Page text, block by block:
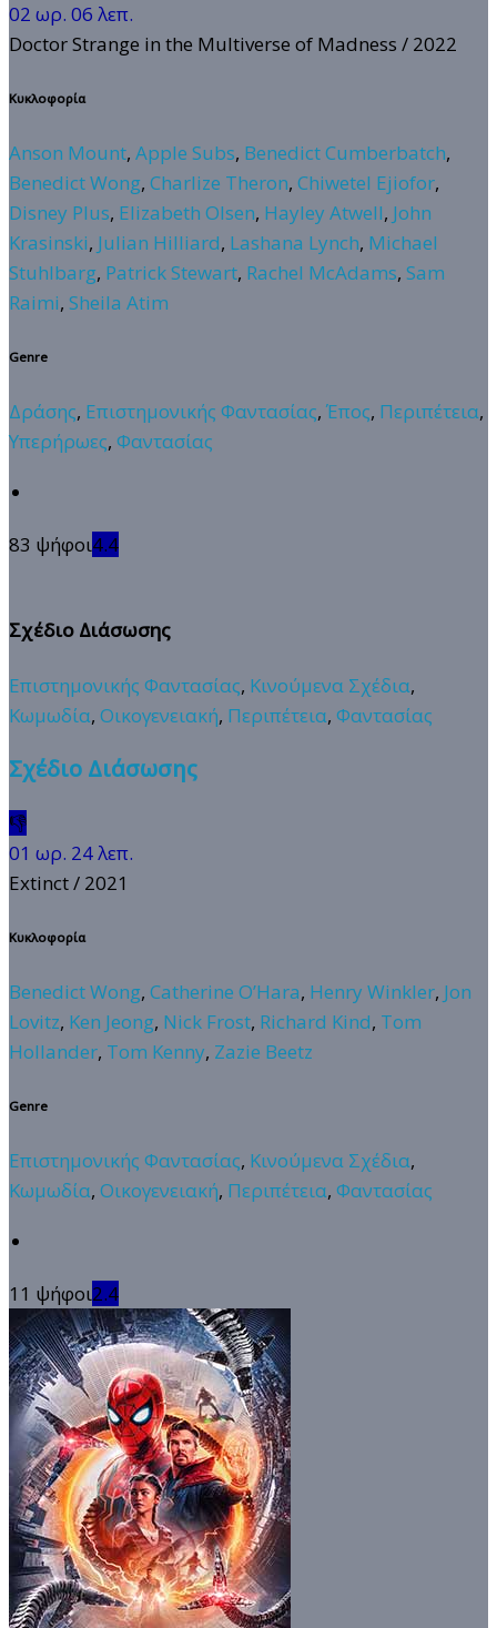
02 ωρ. 06 λεπ.
Doctor Strange in the Multiverse of Madness / 2022
Κυκλοφορία
Anson Mount, Apple Subs, Benedict Cumberbatch,
Benedict Wong, Charlize Theron, Chiwetel Ejiofor,
Disney Plus, Elizabeth Olsen, Hayley Atwell, John
Krasinski, Julian Hilliard, Lashana Lynch, Michael
Stuhlbarg, Patrick Stewart, Rachel McAdams, Sam
Raimi, Sheila Atim
Genre
Δράσης, Επιστημονικής Φαντασίας, Έπος, Περιπέτεια,
Υπερήρωες, Φαντασίας
83 ψήφοι4.4
Σχέδιο Διάσωσης
Επιστημονικής Φαντασίας, Κινούμενα Σχέδια,
Κωμωδία, Οικογενειακή, Περιπέτεια, Φαντασίας
Σχέδιο Διάσωσης
👎
01 ωρ. 24 λεπ.
Extinct/ 2021
Κυκλοφορία
Benedict Wong, Catherine O’Hara, Henry Winkler, Jon
Lovitz, Ken Jeong, Nick Frost, Richard Kind, Tom
Hollander, Tom Kenny, Zazie Beetz
Genre
Επιστημονικής Φαντασίας, Κινούμενα Σχέδια,
Κωμωδία, Οικογενειακή, Περιπέτεια, Φαντασίας
11 ψήφοι2.4